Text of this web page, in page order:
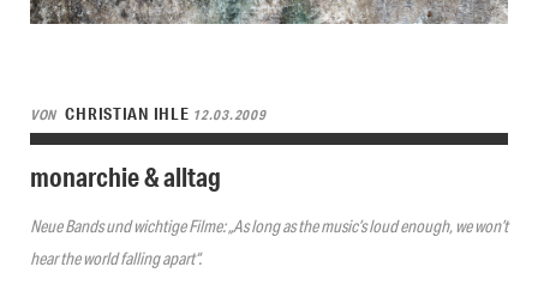
VON CHRISTIAN IHLE 12.03.2009
monarchie & alltag
Neue Bands und wichtige Filme: „As long as the music’s loud enough, we won’t
hear the world falling apart“.